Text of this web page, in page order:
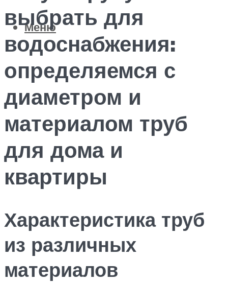
Меню
выбрать для
водоснабжения:
определяемся с
диаметром и
материалом труб
для дома и
квартиры
Характеристика труб
из различных
материалов